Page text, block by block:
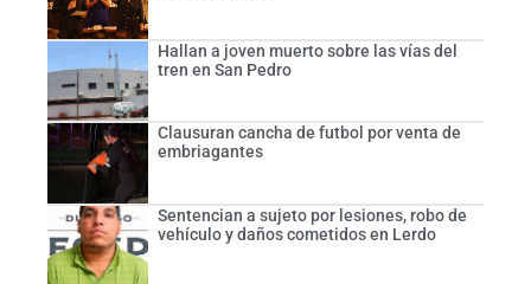
Hallan a joven muerto sobre las vías del
tren en San Pedro
Clausuran cancha de futbol por venta de
embriagantes
Sentencian a sujeto por lesiones, robo de
vehículo y daños cometidos en Lerdo